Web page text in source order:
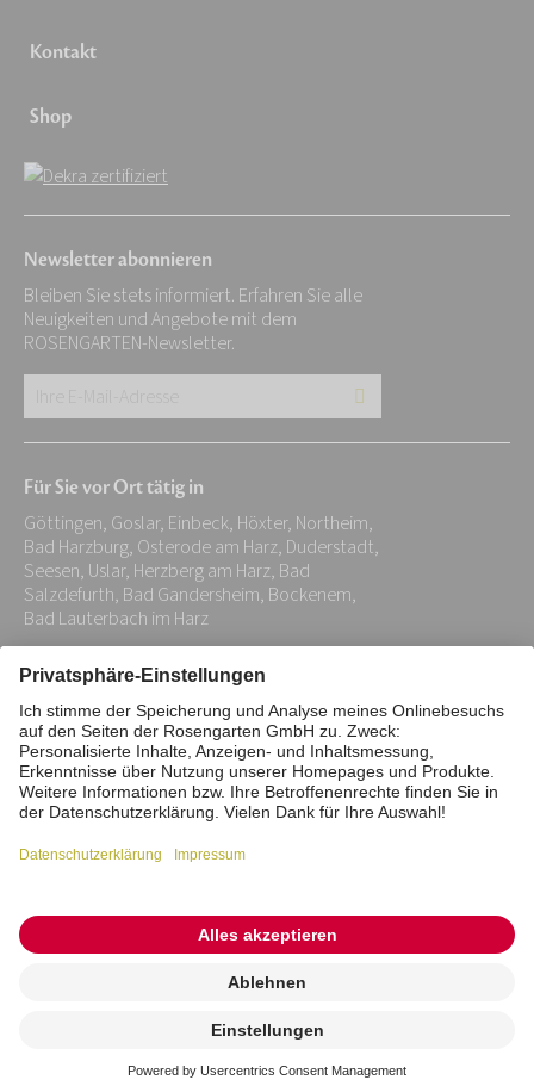
beauftragen
Kontakt
Shop
Newsletter abonnieren
Bleiben Sie stets informiert. Erfahren Sie alle
Neuigkeiten und Angebote mit dem
ROSENGARTEN-Newsletter.
E-
Adresse:
*
Für Sie vor Ort tätig in
Göttingen, Goslar, Einbeck, Höxter, Northeim,
Bad Harzburg, Osterode am Harz, Duderstadt,
Seesen, Uslar, Herzberg am Harz, Bad
Salzdefurth, Bad Gandersheim, Bockenem,
Bad Lauterbach im Harz
Impressum Datenschutz
Stiftung
Interne Meldestelle
Zahlungsmittel
Barrierefreiheitserklärung
Vertrag widerrufen
© 2026 ROSENGARTEN-Tierbestattung